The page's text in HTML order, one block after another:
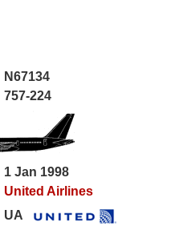
N67134
757-224
1 Jan 1998
United Airlines
UA